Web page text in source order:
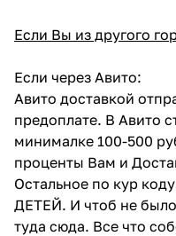
Если Вы из другого
Если через Авито:
Авито доставкой
предоплате. В Авито
минималке 100-500
проценты Вам и
Остальное по кур
ДЕТЕЙ. И чтоб не
туда сюда. Все что